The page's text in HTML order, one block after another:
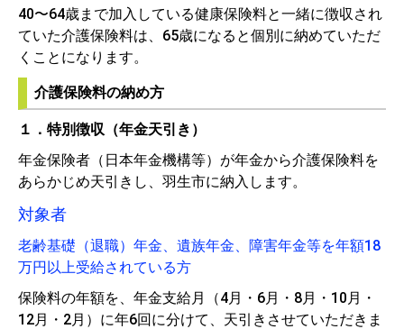
40〜64歳まで加入している健康保険料と一緒に徴収され
ていた介護保険料は、65歳になると個別に納めていただ
くことになります。
介護保険料の納め方
１．特別徴収（年金天引き）
年金保険者（日本年金機構等）が年金から介護保険料を
あらかじめ天引きし、羽生市に納入します。
対象者
老齢基礎（退職）年金、遺族年金、障害年金等を年額18
万円以上受給されている方
保険料の年額を、年金支給月（4月・6月・8月・10月・
12月・2月）に年6回に分けて、天引きさせていただきま